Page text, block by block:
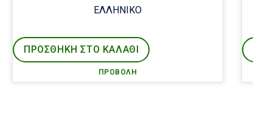
ΕΛΛΗΝΙΚΟ
ΠΡΟΒΟΛΉ
ΠΡΟΣΘΉΚΗ ΣΤΟ ΚΑΛΑΘΙ